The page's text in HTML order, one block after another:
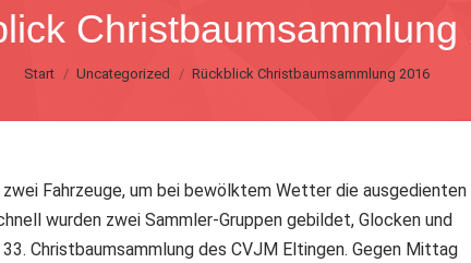
Christbaumsammlung
Sie befinden sich hier:
Start Uncategorized Rückblick Christbaumsammlung 2016
Fahrzeuge, um bei bewölktem Wetter die ausgedienten
wurden zwei Sammler-Gruppen gebildet, Glocken und
Christbaumsammlung des CVJM Eltingen. Gegen Mittag